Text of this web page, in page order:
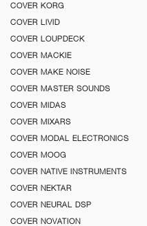
COVER KORG
COVER LIVID
COVER LOUPDECK
COVER MACKIE
COVER MAKE NOISE
COVER MASTER SOUNDS
COVER MIDAS
COVER MIXARS
COVER MODAL ELECTRONICS
COVER MOOG
COVER NATIVE INSTRUMENTS
COVER NEKTAR
COVER NEURAL DSP
COVER NOVATION